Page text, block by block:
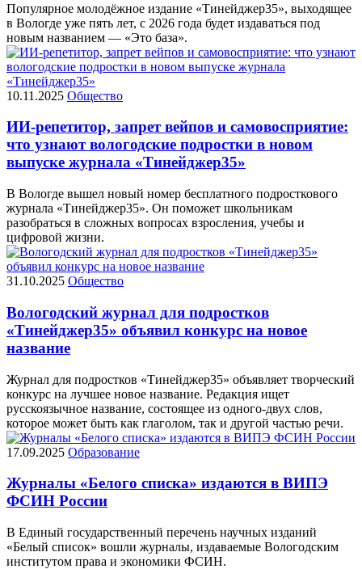
Популярное молодёжное издание «Тинейджер35», выходящее
в Вологде уже пять лет, с 2026 года будет издаваться под
новым названием — «Это база».
10.11.2025 Общество
ИИ-репетитор, запрет вейпов и самовосприятие:
что узнают вологодские подростки в новом
выпуске журнала «Тинейджер35»
В Вологде вышел новый номер бесплатного подросткового
журнала «Тинейджер35». Он поможет школьникам
разобраться в сложных вопросах взросления, учебы и
цифровой жизни.
31.10.2025 Общество
Вологодский журнал для подростков
«Тинейджер35» объявил конкурс на новое
название
Журнал для подростков «Тинейджер35» объявляет творческий
конкурс на лучшее новое название. Редакция ищет
русскоязычное название, состоящее из одного-двух слов,
которое может быть как глаголом, так и другой частью речи.
17.09.2025 Образование
Журналы «Белого списка» издаются в ВИПЭ
ФСИН России
В Единый государственный перечень научных изданий
«Белый список» вошли журналы, издаваемые Вологодским
институтом права и экономики ФСИН.